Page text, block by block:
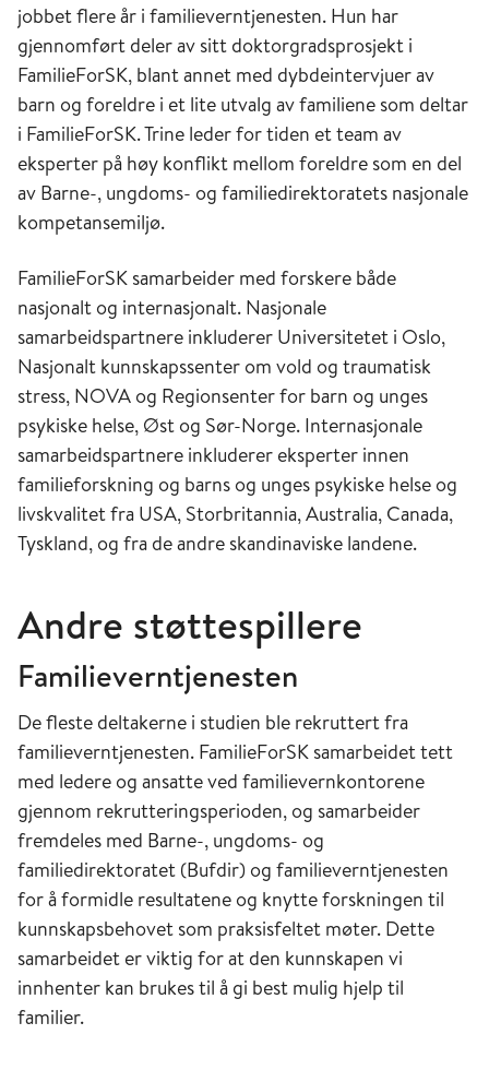
jobbet flere år i familieverntjenesten. Hun har
gjennomført deler av sitt doktorgradsprosjekt i
FamilieForSK, blant annet med dybdeintervjuer av
barn og foreldre i et lite utvalg av familiene som deltar
i FamilieForSK. Trine leder for tiden et team av
eksperter på høy konflikt mellom foreldre som en del
av Barne-, ungdoms- og familiedirektoratets nasjonale
kompetansemiljø.
FamilieForSK samarbeider med forskere både
nasjonalt og internasjonalt. Nasjonale
samarbeidspartnere inkluderer Universitetet i Oslo,
Nasjonalt kunnskapssenter om vold og traumatisk
stress, NOVA og Regionsenter for barn og unges
psykiske helse, Øst og Sør-Norge. Internasjonale
samarbeidspartnere inkluderer eksperter innen
familieforskning og barns og unges psykiske helse og
livskvalitet fra USA, Storbritannia, Australia, Canada,
Tyskland, og fra de andre skandinaviske landene.
Andre støttespillere
Familieverntjenesten
De fleste deltakerne i studien ble rekruttert fra
familieverntjenesten. FamilieForSK samarbeidet tett
med ledere og ansatte ved familievernkontorene
gjennom rekrutteringsperioden, og samarbeider
fremdeles med Barne-, ungdoms- og
familiedirektoratet (Bufdir) og familieverntjenesten
for å formidle resultatene og knytte forskningen til
kunnskapsbehovet som praksisfeltet møter. Dette
samarbeidet er viktig for at den kunnskapen vi
innhenter kan brukes til å gi best mulig hjelp til
familier.